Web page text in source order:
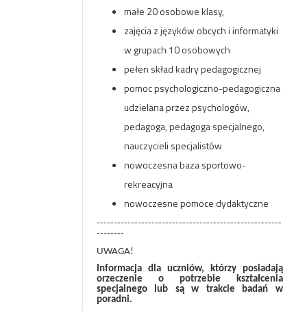
małe 20 osobowe klasy,
zajęcia z języków obcych i informatyki
w grupach 10 osobowych
pełen skład kadry pedagogicznej
pomoc psychologiczno-pedagogiczna
udzielana przez psychologów,
pedagoga, pedagoga specjalnego,
nauczycieli specjalistów
nowoczesna baza sportowo-
rekreacyjna
nowoczesne pomoce dydaktyczne
------------------------------------------------------
--------
UWAGA!
Informacja dla uczniów, którzy posiadają
orzeczenie o potrzebie kształcenia
specjalnego lub są w trakcie badań w
poradni.